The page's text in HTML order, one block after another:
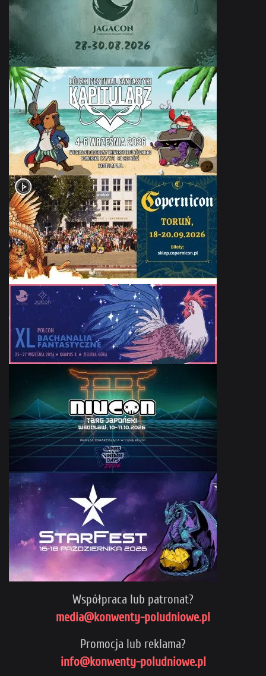
Współpraca lub patronat?
media@konwenty-poludniowe.pl
Promocja lub reklama?
info@konwenty-poludniowe.pl